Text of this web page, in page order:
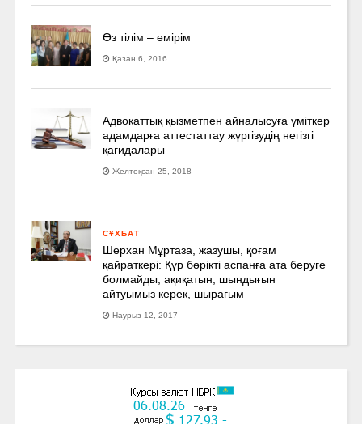
Өз тілім – өмірім
Қазан 6, 2016
Адвокаттық қызметпен айналысуға үмiткер
адамдарға аттестаттау жүргізудің негізгі
қағидалары
Желтоқсан 25, 2018
СҰХБАТ
Шерхан Мұртаза, жазушы, қоғам
қайраткері: Құр бөрікті аспанға ата беруге
болмайды, ақиқатын, шындығын
айтуымыз керек, шырағым
Наурыз 12, 2017